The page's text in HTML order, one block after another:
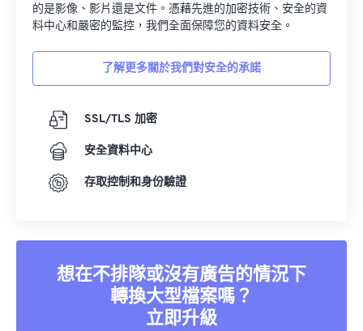
的是影像、影片還是文件。憑藉先進的加密技術、安全的資
料中心和嚴密的監控，我們全面保障您的資料安全。
了解更多關於我們對安全的承諾
SSL/TLS 加密
安全資料中心
存取控制和身份驗證
想在不排隊或沒有廣告的情況下
轉換大型檔案嗎？
立即升級